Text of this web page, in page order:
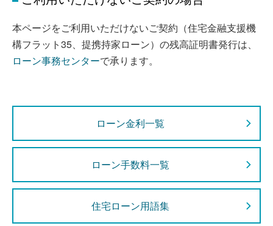
本ページをご利用いただけないご契約（住宅金融支援機
構フラット35、提携持家ローン）の残高証明書発行は、
ローン事務センターで承ります。
ローン金利一覧
ローン手数料一覧
住宅ローン用語集